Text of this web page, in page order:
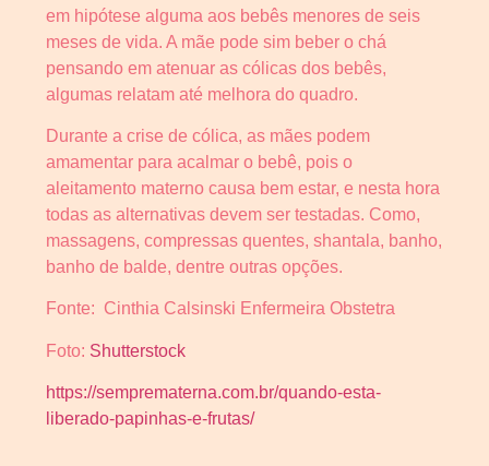
em hipótese alguma aos bebês menores de seis
meses de vida. A mãe pode sim beber o chá
pensando em atenuar as cólicas dos bebês,
algumas relatam até melhora do quadro.
Durante a crise de cólica, as mães podem
amamentar para acalmar o bebê, pois o
aleitamento materno causa bem estar, e nesta hora
todas as alternativas devem ser testadas. Como,
massagens, compressas quentes, shantala, banho,
banho de balde, dentre outras opções.
Fonte: Cinthia Calsinski Enfermeira Obstetra
Foto: Shutterstock
https://semprematerna.com.br/quando-esta-
liberado-papinhas-e-frutas/